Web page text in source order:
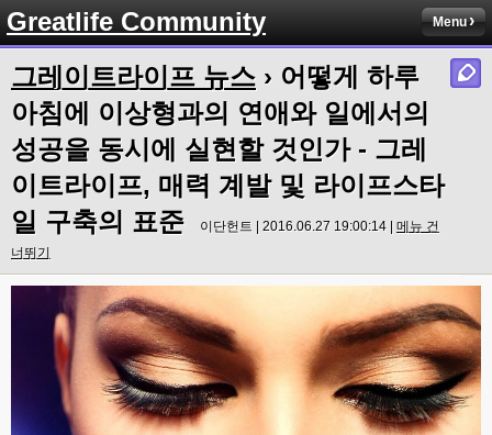
Greatlife Community Menu
그레이트라이프 뉴스 › 어떻게 하루
아침에 이상형과의 연애와 일에서의
성공을 동시에 실현할 것인가 - 그레
이트라이프, 매력 계발 및 라이프스타
일 구축의 표준
이단헌트 | 2016.06.27 19:00:14 | 메뉴 건
너뛰기